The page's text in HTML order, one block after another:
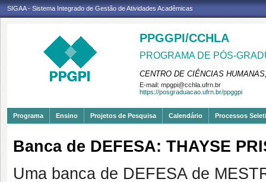
SIGAA - Sistema Integrado de Gestão de Atividades Acadêmicas
PPGGPI/CCHLA
PROGRAMA DE PÓS-
CENTRO DE CIÊNCIAS
E-mail: mpgpi@cchla.ufrn.br
https://posgraduacao.ufrn.br/ppggpi
Programa Ensino Projetos de Pesquisa Calendário Processos
Banca de DEFESA: THAYSE
Uma banca de DEFESA de